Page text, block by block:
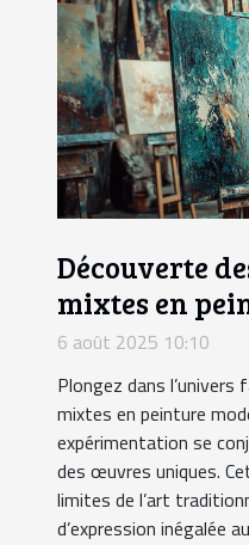
Découverte
mixtes en
6 août 2025 10:10
Plongez dans
mixtes en peinture
expérimentation se
des œuvres uniques.
limites de l’art
d’expression inégalée